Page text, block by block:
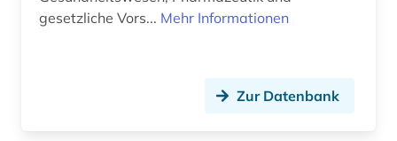
gesetzliche Vors... Mehr Informationen
Zur Datenbank